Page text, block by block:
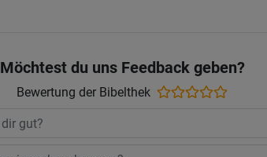
Möchtest du uns Feedback geben?
Bewertung der Bibelthek